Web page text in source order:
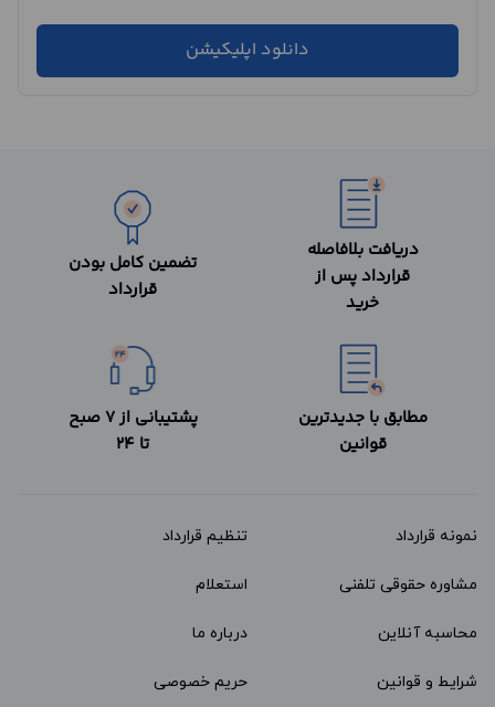
دانلود اپلیکیشن
دریافت بلافاصله
قرارداد پس از
خرید
تضمین کامل بودن
قرارداد
مطابق با جدیدترین
قوانین
پشتیبانی از 7 صبح
تا 24
نمونه قرارداد‌ تنظیم قرارداد
مشاوره حقوقی تلفنی استعلام
محاسبه آنلاین درباره ما
شرایط و قوانین حریم خصوصی